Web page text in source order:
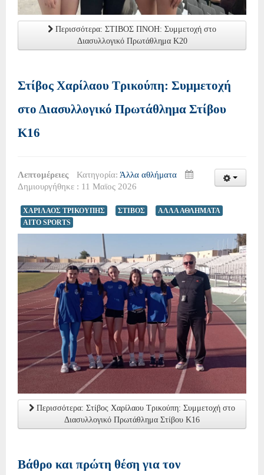
Περισσότερα: ΣΤΙΒΟΣ ΠΝΟΗ: Συμμετοχή στο
Διασυλλογικό Πρωτάθλημα Κ20
Στίβος Χαρίλαου Τρικούπη: Συμμετοχή
στο Διασυλλογικό Πρωτάθλημα Στίβου
Κ16
Λεπτομέρειες Κατηγορία: Άλλα αθλήματα
Δημιουργήθηκε : 11 Μαϊος 2026
ΧΑΡΙΛΑΟΣ ΤΡΙΚΟΥΠΗΣ ΣΤΙΒΟΣ
ΑΛΛΑ ΑΘΛΗΜΑΤΑ
AITO SPORTS
Περισσότερα: Στίβος Χαρίλαου Τρικούπη: Συμμετοχή στο
Διασυλλογικό Πρωτάθλημα Στίβου Κ16
Βάθρο και πρώτη θέση για τον